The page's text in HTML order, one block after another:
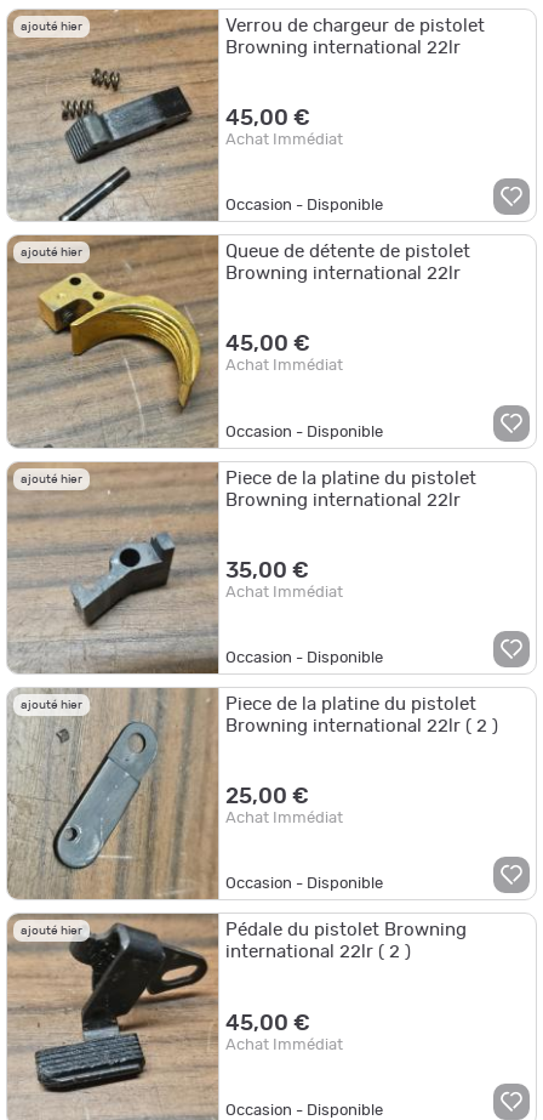
ajouté hier
Verrou de chargeur de pistolet
Browning international 22lr
45,00 €
Achat Immédiat
Occasion - Disponible
ajouté hier
Queue de détente de pistolet
Browning international 22lr
45,00 €
Achat Immédiat
Occasion - Disponible
ajouté hier
Piece de la platine du pistolet
Browning international 22lr
35,00 €
Achat Immédiat
Occasion - Disponible
ajouté hier
Piece de la platine du pistolet
Browning international 22lr ( 2 )
25,00 €
Achat Immédiat
Occasion - Disponible
ajouté hier
Pédale du pistolet Browning
international 22lr ( 2 )
45,00 €
Achat Immédiat
Occasion - Disponible